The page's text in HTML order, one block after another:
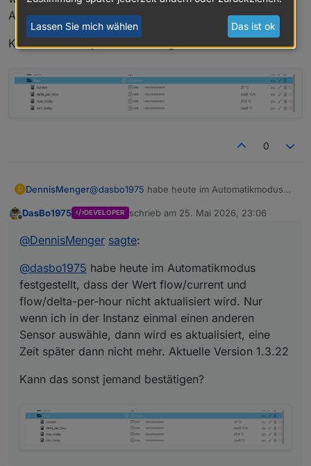
Aktuelle Version 1.3.22
Kann das sonst jemand bestätigen?
0
D DennisMenger@dasbo1975 habe heute im Automatikmodus
flow/delta-per-hour nicht aktualisiert wird. Nur
Sensor auswähle, dann wird es aktualisiert,
Version 1.3.22
Kann das sonst jemand bestätigen?
Offline
DasBo1975 DEVELOPER schrieb am 25. Mai 2026, 23:06
zuletzt editiert von
@DennisMenger sagte:
@dasbo1975 habe heute im Automatikmodus
festgestellt, dass der Wert flow/current und
flow/delta-per-hour nicht aktualisiert wird. Nur
wenn ich in der Instanz einmal einen anderen
Sensor auswähle, dann wird es aktualisiert, eine
Zeit später dann nicht mehr. Aktuelle Version 1.3.22
Kann das sonst jemand bestätigen?
Lassen Sie mich wählen Das ist ok